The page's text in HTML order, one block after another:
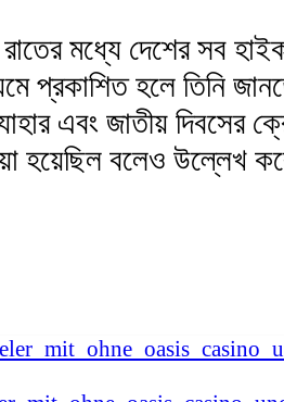
মধ্যে দেশের সব
প্রকাশিত হলে তিনি
এবং জাতীয় দিবসের
হয়েছিল বলেও উল্লেখ